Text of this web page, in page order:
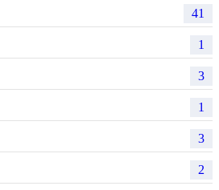
41
1
3
1
3
2